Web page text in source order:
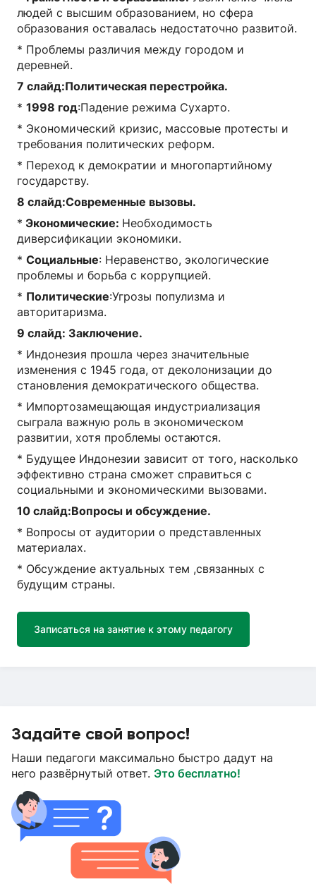
людей с высшим образованием, но сфера
образования оставалась недостаточно развитой.
* Проблемы различия между городом и
деревней.
7 слайд:Политическая перестройка.
* 1998 год:Падение режима Сухарто.
* Экономический кризис, массовые протесты и
требования политических реформ.
* Переход к демократии и многопартийному
государству.
8 слайд:Современные вызовы.
* Экономические: Необходимость
диверсификации экономики.
* Социальные: Неравенство, экологические
проблемы и борьба с коррупцией.
* Политические:Угрозы популизма и
авторитаризма.
9 слайд: Заключение.
* Индонезия прошла через значительные
изменения с 1945 года, от деколонизации до
становления демократического общества.
* Импортозамещающая индустриализация
сыграла важную роль в экономическом
развитии, хотя проблемы остаются.
* Будущее Индонезии зависит от того, насколько
эффективно страна сможет справиться с
социальными и экономическими вызовами.
10 слайд:Вопросы и обсуждение.
* Вопросы от аудитории о представленных
материалах.
* Обсуждение актуальных тем ,связанных с
будущим страны.
Записаться на занятие к этому педагогу
Задайте свой вопрос!
Наши педагоги максимально быстро дадут на
него развёрнутый ответ. Это бесплатно!